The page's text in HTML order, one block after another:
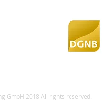
GmbH 2018 All rights reserved.